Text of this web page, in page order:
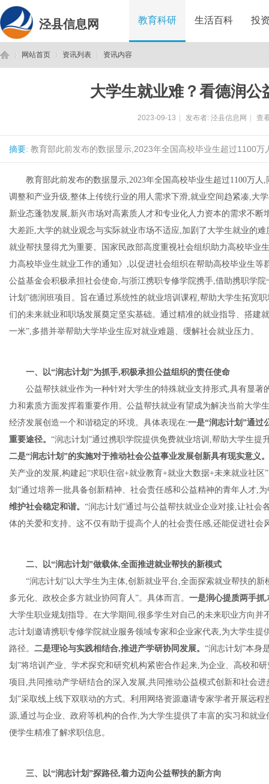
泾县信息网 教育科研 生活百科 投
网站首页 资讯列表 资讯内容
大学生就业难？看德润公
2023-09-13 发布者: 泾县信息网 查
摘要: 教育部此前发布的数据显示,2023年全国高校毕业生超过1100
教育部此前发布的数据显示,2023年全国高校毕业生超过1100万
调整和产业升级,整体上传统行业的用人需求下滑,就业空间趋紧凑,大
新业态蓬勃发展,新兴市场对高素质人才和专业化人力资本的需求不
大差距,大学的就业观念与实际就业市场不适应,加剧了大学生就业的
就业帮扶显得尤为重要。国家民政部高度重视社会组织助力高校毕业
力高校毕业生就业工作的通知》,以促进社会组织在帮助高校毕业生
公益基金会积极承担社会使命,与浙江携职专修学院携手,借助携职学
计划”德润班项目。旨在通过系统性的就业培训课程,帮助大学生拓宽
们的未来就业和职场发展奠定坚实基础。通过精准的就业指导、搭建
一米”,多措并举帮助大学毕业生应对就业难题、缓解社会就业压力。
一、 以“润志计划”为抓手,积极承担公益组织的责任使命
公益帮扶就业作为一种针对大学生的特殊就业支持形式,具有显
力和素质方面发挥着重要作用。公益帮扶就业有望成为解决当前大学
经济发展创造一个和谐稳定的环境。具体表现在:一是“润志计划”通过
重要途径。 “润志计划”通过携职学院提供免费就业培训,帮助大学生
二是“润志计划”的实施对于推动社会公益事业发展创新具有现实意义。
关产业的发展,构建起“求职住宿+就业教育+就业大数据+未来就业社
划”通过培养一批具备创新精神、社会责任感和公益精神的青年人才,
维护社会稳定和谐。 “润志计划”通过与公益帮扶就业企业对接,让社
体的关爱和支持。这不仅有助于提高个人的社会责任感,还能促进社会
二、 以“润志计划”做载体,全面推进就业帮扶的新模式
“润志计划”以大学生为主体,创新就业平台,全面探索就业帮扶的
多元化、政校企多方就业协同育人”。具体而言。 一是润心提质两手抓,
大学生职业规划指导。在大学期间,很多学生对自己的未来职业方向
志计划邀请携职专修学院就业服务领域专家和企业家代表,为大学生
路径。 二是理论与实践相结合,推进产学研协同发展。 “润志计划”本身
划”将培训产业、学术探究和研究机构紧密合作起来,为企业、高校和
项目,共同推动产学研结合的深入发展,共同推动公益模式创新和社会进
划”采取线上线下双联动的方式。利用网络资源邀请专家学者开展远
源,通过与企业、政府等机构的合作,为大学生提供了丰富的实习和就
便学生精准了解求职信息。
三、 以“润志计划”探路径,着力迈向公益帮扶的新方向